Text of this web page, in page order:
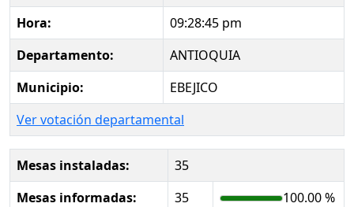
Hora:
09:28:45 pm
Departamento:
ANTIOQUIA
Municipio:
EBEJICO
Ver votación departamental
Mesas instaladas:
35
Mesas informadas:
35
100.00 %